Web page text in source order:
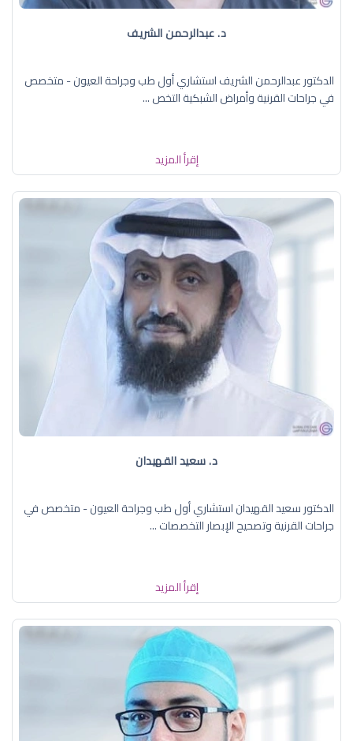
د. عبدالرحمن الشريف
الدكتور عبدالرحمن الشريف استشاري أول طب وجراحة العيون - متخصص
في جراحات القرنية وأمراض الشبكية التخص ...
إقرأ المزيد
د. سعيد القهيدان
الدكتور سعيد القهيدان استشاري أول طب وجراحة العيون - متخصص في
جراحات القرنية وتصحيح الإبصار التخصصات ...
إقرأ المزيد